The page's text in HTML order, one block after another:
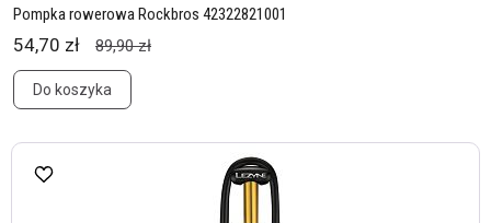
Pompka rowerowa Rockbros 42322821001
54,70 zł 89,90 zł
Do koszyka